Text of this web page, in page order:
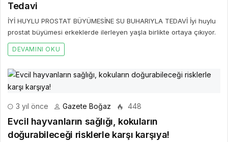
Tedavi
İYİ HUYLU PROSTAT BÜYÜMESİNE SU BUHARIYLA TEDAVİ İyi huylu
prostat büyümesi erkeklerde ilerleyen yaşla birlikte ortaya çıkıyor.
DEVAMINI OKU
3 yıl önce Gazete Boğaz 448
Evcil hayvanların sağlığı, kokuların
doğurabileceği risklerle karşı karşıya!